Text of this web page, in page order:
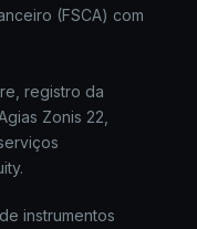
(FSCA) com
registro da
Zonis 22,
instrumentos